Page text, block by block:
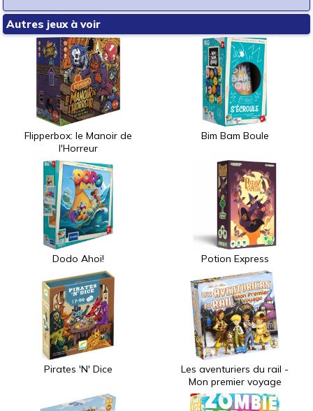
Autres jeux à voir
Flipperbox: le Manoir de
l'Horreur
Bim Bam Boule
Dodo Ahoi! Potion Express
Pirates 'N' Dice
Les aventuriers du rail -
Mon premier voyage